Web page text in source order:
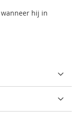
hij in